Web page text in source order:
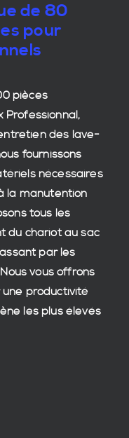
de 80
pour
pièces
Professionnal,
des lave-
fournissons
nécessaires
la manutention
tous les
du chariot au sac
par les
vous offrons
une productivité
les plus élevés